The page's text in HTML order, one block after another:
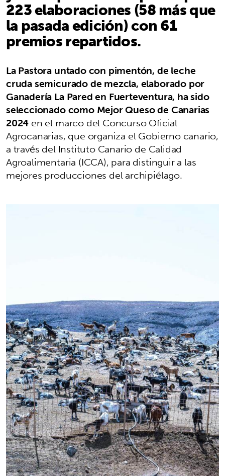
223 elaboraciones (58 más que
la pasada edición) con 61
premios repartidos.
La Pastora untado con pimentón, de leche
cruda semicurado de mezcla, elaborado por
Ganadería La Pared en Fuerteventura, ha sido
seleccionado como Mejor Queso de Canarias
2024en el marco del Concurso Oficial
Agrocanarias, que organiza el Gobierno canario,
a través del Instituto Canario de Calidad
Agroalimentaria (ICCA), para distinguir a las
mejores producciones del archipiélago.